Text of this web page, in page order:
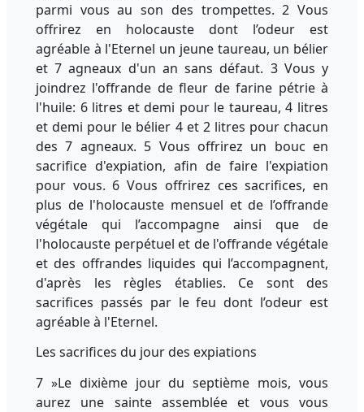
parmi vous au son des trompettes. 2 Vous
offrirez en holocauste dont l’odeur est
agréable à l'Eternel un jeune taureau, un bélier
et 7 agneaux d'un an sans défaut. 3 Vous y
joindrez l'offrande de fleur de farine pétrie à
l'huile: 6 litres et demi pour le taureau, 4 litres
et demi pour le bélier 4 et 2 litres pour chacun
des 7 agneaux. 5 Vous offrirez un bouc en
sacrifice d'expiation, afin de faire l'expiation
pour vous. 6 Vous offrirez ces sacrifices, en
plus de l'holocauste mensuel et de l’offrande
végétale qui l’accompagne ainsi que de
l'holocauste perpétuel et de l'offrande végétale
et des offrandes liquides qui l’accompagnent,
d'après les règles établies. Ce sont des
sacrifices passés par le feu dont l’odeur est
agréable à l'Eternel.
Les sacrifices du jour des expiations
7 »Le dixième jour du septième mois, vous
aurez une sainte assemblée et vous vous